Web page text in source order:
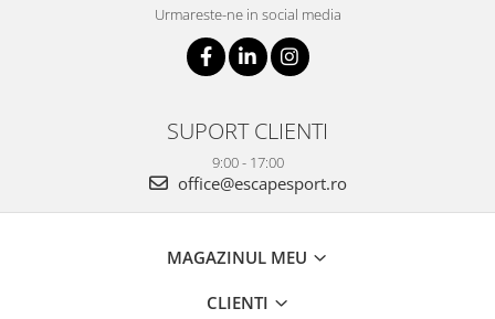
Urmareste-ne in social media
SUPORT CLIENTI
9:00 - 17:00
office@escapesport.ro
MAGAZINUL MEU
CLIENTI